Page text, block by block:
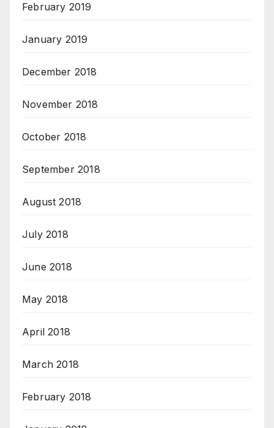
February 2019
January 2019
December 2018
November 2018
October 2018
September 2018
August 2018
July 2018
June 2018
May 2018
April 2018
March 2018
February 2018